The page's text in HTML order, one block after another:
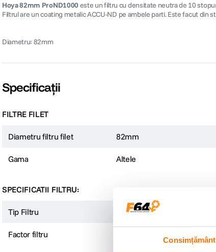
Consimțământ
Hoya 82mm ProND1000 este un filtru cu densitate neutra de 10
Filtrul are un coating metalic ACCU-ND pe ambele parti. Este facut din
Diametru: 82mm
Specificații
FILTRE FILET
Diametru filtru filet 82mm
Gama Altele
SPECIFICATII FILTRU:
Tip Filtru ND
Factor filtru